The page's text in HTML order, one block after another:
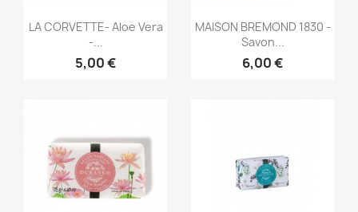
Aperçu rapide
LA CORVETTE- Aloe Vera
-...
5,00 €
Aperçu rapide
MAISON BREMOND 1830 -
Savon...
6,00 €